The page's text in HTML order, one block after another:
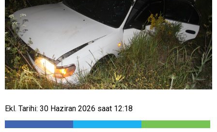
Ekl. Tarihi: 30 Haziran 2026 saat 12:18